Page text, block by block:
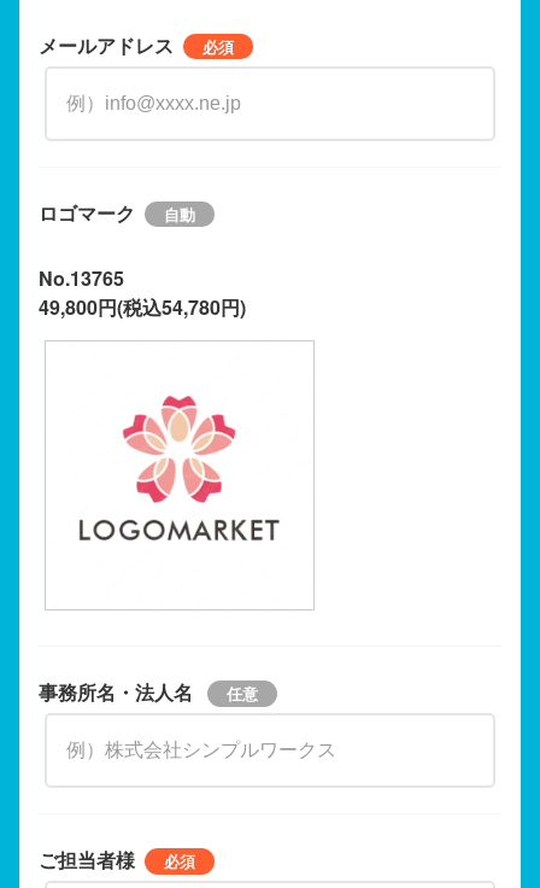
メールアドレス
ロゴマーク
No.13765
49,800円(税込54,780円)
事務所名・法人名
ご担当者様